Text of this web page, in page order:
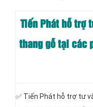
Tiến Phát hỗ trợ
thang gỗ tại các
✅ Tiến Phát hỗ trợ tư